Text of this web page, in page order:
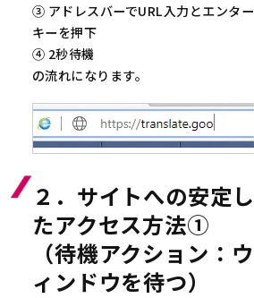
③ アドレスバーでURL入力とエンター
キーを押下
④ 2秒待機
の流れになります。
２．サイトへの安定し
たアクセス方法①
（待機アクション：ウ
ィンドウを待つ）